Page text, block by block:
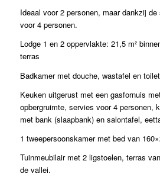
Ideaal voor 2 personen, maar dankzij
voor 4 personen.
Lodge 1 en 2 oppervlakte: 21,5 m²
terras
Badkamer met douche, wastafel en
Keuken uitgerust met een gasfornuis
opbergruimte, servies voor 4 personen,
met bank (slaapbank) en salontafel,
1 tweepersoonskamer met bed van
Tuinmeubilair met 2 ligstoelen, terras
de vallei.